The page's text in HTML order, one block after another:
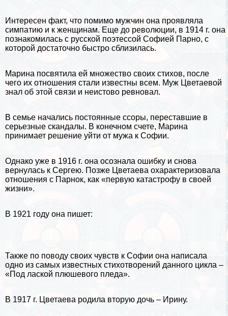
Интересен факт, что помимо мужчин она проявляла
симпатию и к женщинам. Еще до революции, в 1914 г. она
познакомилась с русской поэтессой Софией Парно, с
которой достаточно быстро сблизилась.
Марина посвятила ей множество своих стихов, после
чего их отношения стали известны всем. Муж Цветаевой
знал об этой связи и неистово ревновал.
В семье начались постоянные ссоры, переставшие в
серьезные скандалы. В конечном счете, Марина
принимает решение уйти от мужа к Софии.
Однако уже в 1916 г. она осознала ошибку и снова
вернулась к Сергею. Позже Цветаева охаpaктеризовала
отношения с Парнок, как «первую катастрофу в своей
жизни».
В 1921 году она пишет:
Также по поводу своих чувств к Софии она написала
одно из самых известных стихотворений данного цикла –
«Под лаской плюшевого пледа».
В 1917 г. Цветаева родила вторую дочь – Ирину.